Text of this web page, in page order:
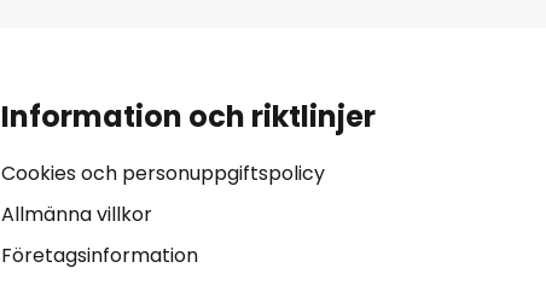
Information och riktlinjer
Cookies och personuppgiftspolicy
Allmänna villkor
Företagsinformation